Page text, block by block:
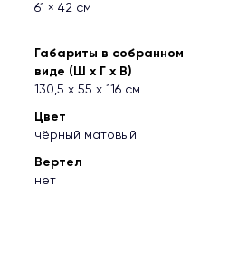
61 × 42 см
Габариты в собранном
виде (Ш х Г х В)
130,5 х 55 х 116 см
Цвет
чёрный матовый
Вертел
нет